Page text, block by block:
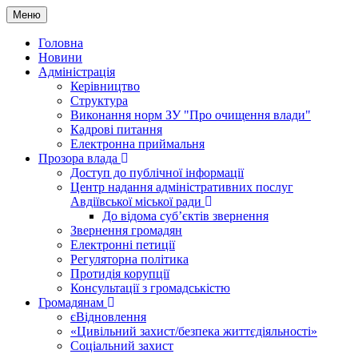
Меню
Головна
Новини
Адміністрація
Керівництво
Структура
Виконання норм ЗУ "Про очищення влади"
Кадрові питання
Електронна приймальня
Прозора влада
Доступ до публічної інформації
Центр надання адміністративних послуг
Авдіївської міської ради
До відома суб’єктів звернення
Звернення громадян
Електронні петиції
Регуляторна політика
Протидія корупції
Консультації з громадськістю
Громадянам
єВідновлення
«Цивільний захист/безпека життєдіяльності»
Соціальний захист